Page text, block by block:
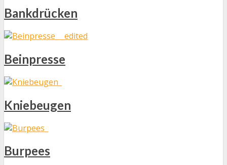
Bankdrücken
Beinpresse
Kniebeugen
Burpees